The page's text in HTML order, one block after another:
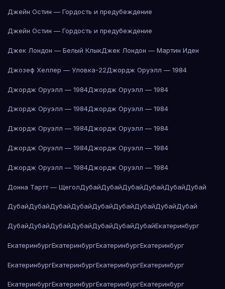
Джейн Остин — Гордость и предубеждение
Джейн Остин — Гордость и предубеждение
Джек Лондон — Белый КлыкДжек Лондон — Мартин Иден
Джозеф Хеллер — Уловка-22Джордж Оруэлл — 1984
Джордж Оруэлл — 1984Джордж Оруэлл — 1984
Джордж Оруэлл — 1984Джордж Оруэлл — 1984
Джордж Оруэлл — 1984Джордж Оруэлл — 1984
Джордж Оруэлл — 1984Джордж Оруэлл — 1984
Джордж Оруэлл — 1984Джордж Оруэлл — 1984
Донна Тартт — ЩеголДубайДубайДубайДубайДубайДубай
ДубайДубайДубайДубайДубайДубайДубайДубайДубай
ДубайДубайДубайДубайДубайДубайДубайЕкатеринбург
ЕкатеринбургЕкатеринбургЕкатеринбургЕкатеринбург
ЕкатеринбургЕкатеринбургЕкатеринбургЕкатеринбург
ЕкатеринбургЕкатеринбургЕкатеринбургЕкатеринбург